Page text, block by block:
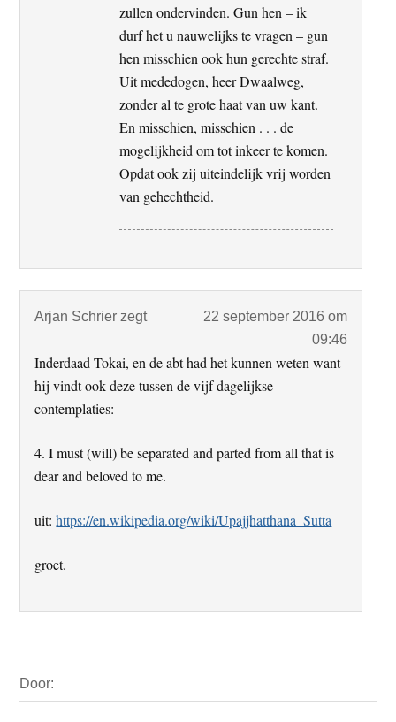
zullen ondervinden. Gun hen – ik
durf het u nauwelijks te vragen – gun
hen misschien ook hun gerechte straf.
Uit mededogen, heer Dwaalweg,
zonder al te grote haat van uw kant.
En misschien, misschien . . . de
mogelijkheid om tot inkeer te komen.
Opdat ook zij uiteindelijk vrij worden
van gehechtheid.
Arjan Schrier zegt
22 september 2016 om
09:46
Inderdaad Tokai, en de abt had het kunnen weten want
hij vindt ook deze tussen de vijf dagelijkse
contemplaties:
4. I must (will) be separated and parted from all that is
dear and beloved to me.
uit:https://en.wikipedia.org/wiki/Upajjhatthana_Sutta
groet.
Sidebar
Door: